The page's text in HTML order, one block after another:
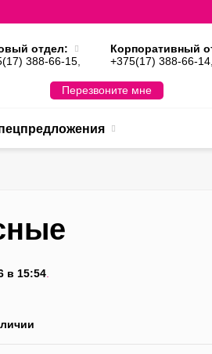
отдел:
388-66-15,
Корпоративный
+375(17) 388-66-14,
Перезвоните мне
в 15:54.